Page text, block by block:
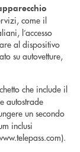
come il
l’accesso
al dispositivo
su autovetture,
che include il
autostrade
un secondo
inclusi